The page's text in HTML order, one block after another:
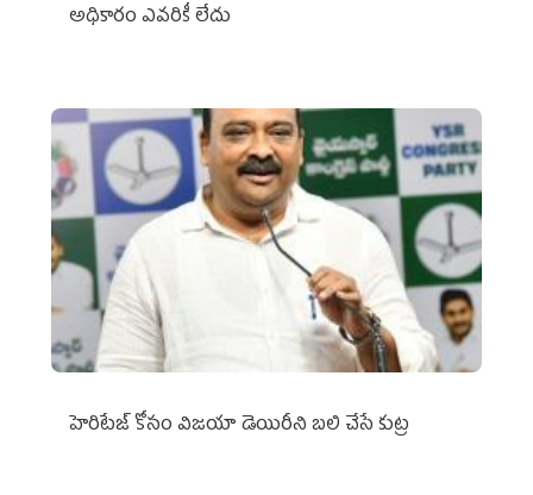
అధికారం ఎవరికీ లేదు
హెరిటేజ్ కోసం విజయా డెయిరీని బలి చేసే కుట్ర‌